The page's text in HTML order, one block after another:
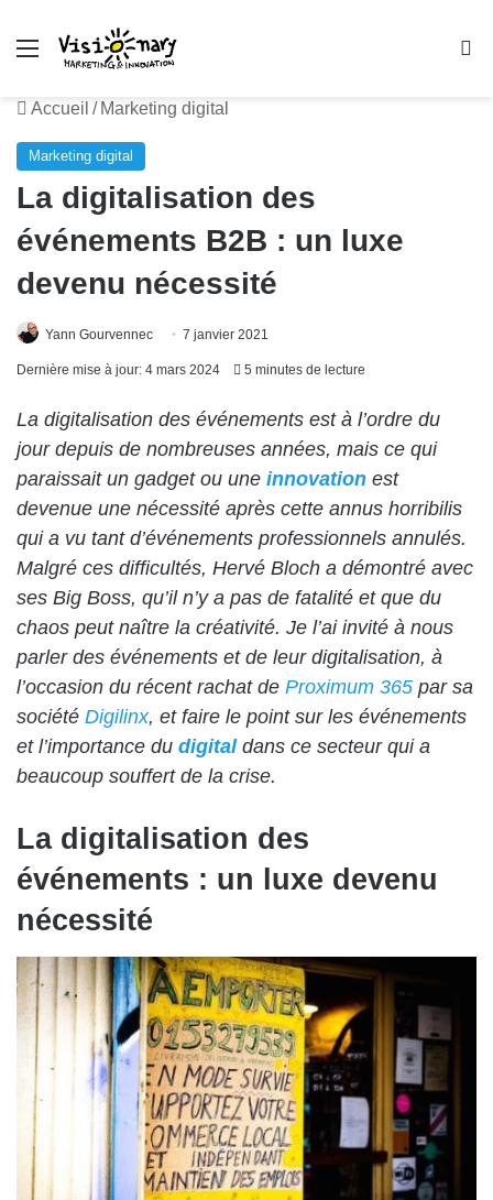
Menu
Accueil / Marketing digital
Marketing digital
La digitalisation des
événements B2B : un luxe
devenu nécessité
Yann Gourvennec 7 janvier 2021
Dernière mise à jour: 4 mars 2024 5 minutes de lecture
La digitalisation des événements est à l’ordre du
jour depuis de nombreuses années, mais ce qui
paraissait un gadget ou une innovation est
devenue une nécessité après cette annus horribilis
qui a vu tant d’événements professionnels annulés.
Malgré ces difficultés, Hervé Bloch a démontré avec
ses Big Boss, qu’il n’y a pas de fatalité et que du
chaos peut naître la créativité. Je l’ai invité à nous
parler des événements et de leur digitalisation, à
l’occasion du récent rachat de Proximum 365 par sa
société Digilinx, et faire le point sur les événements
et l’importance du digitaldans ce secteur qui a
beaucoup souffert de la crise.
La digitalisation des
événements : un luxe devenu
nécessité